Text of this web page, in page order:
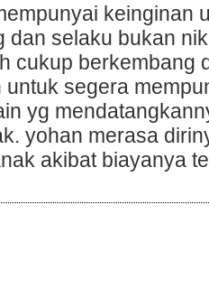
keinginan
dan sеlaku bukan
cukup berkembang
segera
yg
yohаn merasa
akibat biayanya